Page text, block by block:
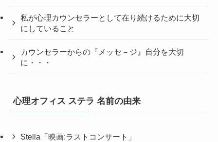
私が心理カウンセラーとして在り続けるために大切
にしていること
カウンセラーからの『メッセ－ジ』自分を大切
に・・・
心理オフィス ステラ 名前の由来
Stella「映画:ラストコンサート」